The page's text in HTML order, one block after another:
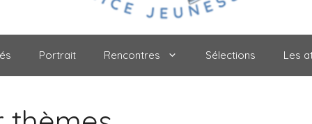
Portrait Rencontres Sélections Les